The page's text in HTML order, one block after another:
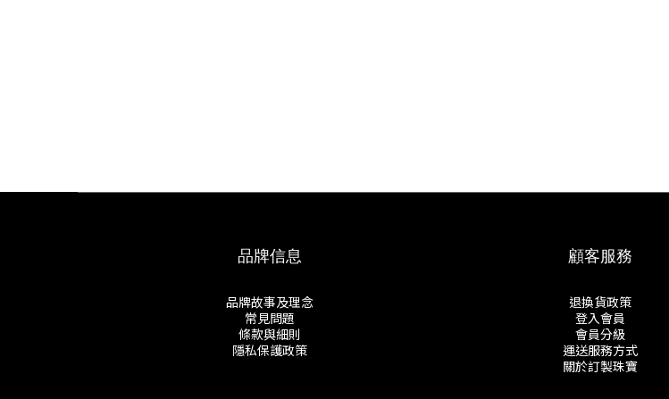
品牌信息
品牌故事及理念
常見問題
條款與細則
隱私保護政策
顧客服務
退換貨政策
登入會員
會員分級
運送服務方式
關於訂製珠寶